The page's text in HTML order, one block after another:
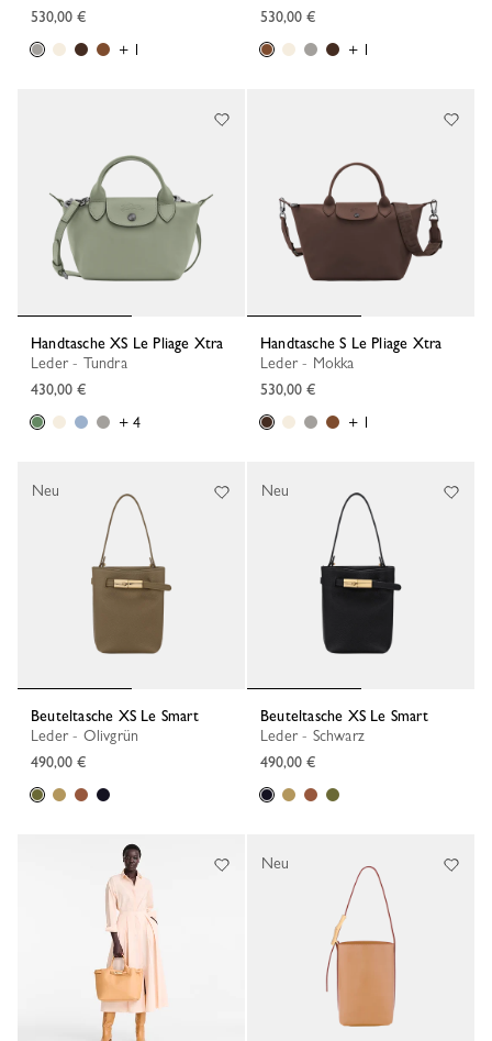
530,00 €
+ 1
530,00 €
+ 1
Handtasche XS Le Pliage Xtra
Leder - Tundra
430,00 €
+ 4
Handtasche S Le Pliage Xtra
Leder - Mokka
530,00 €
+ 1
Beuteltasche XS Le Smart
Leder - Olivgrün
490,00 €
Neu
Beuteltasche XS Le Smart
Leder - Schwarz
490,00 €
Neu
Neu